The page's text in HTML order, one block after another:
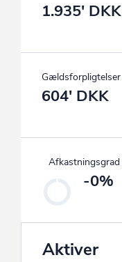
1.935' DKK
Gældsforpligtelser
604' DKK
Afkastningsgrad
-0%
Aktiver